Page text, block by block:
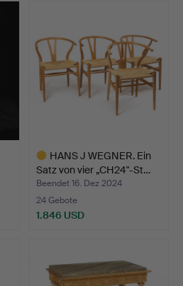
HANS J WEGNER. Ein
Satz von vier „CH24"-St…
Beendet 16. Dez 2024
24 Gebote
1.846 USD